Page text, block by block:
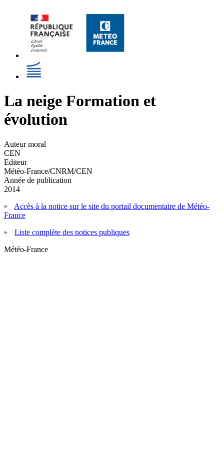
La neige Formation et
évolution
Auteur moral
CEN
Editeur
Météo-France/CNRM/CEN
Année de publication
2014
Accès à la notice sur le site du portail documentaire de Météo-
France
Liste complète des notices publiques
Météo-France